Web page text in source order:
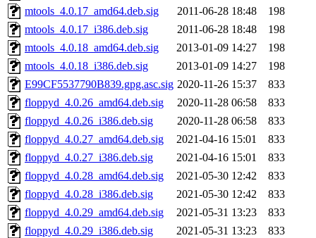
mtools_4.0.17_amd64.deb.sig
2011-06-28 18:48
198
mtools_4.0.17_i386.deb.sig
2011-06-28 18:48
198
mtools_4.0.18_amd64.deb.sig
2013-01-09 14:27
198
mtools_4.0.18_i386.deb.sig
2013-01-09 14:27
198
E99CF5537790B839.gpg.asc.sig 2020-11-26 15:37
833
floppyd_4.0.26_amd64.deb.sig
2020-11-28 06:58
833
floppyd_4.0.26_i386.deb.sig
2020-11-28 06:58
833
floppyd_4.0.27_amd64.deb.sig
2021-04-16 15:01
833
floppyd_4.0.27_i386.deb.sig
2021-04-16 15:01
833
floppyd_4.0.28_amd64.deb.sig
2021-05-30 12:42
833
floppyd_4.0.28_i386.deb.sig
2021-05-30 12:42
833
floppyd_4.0.29_amd64.deb.sig
2021-05-31 13:23
833
floppyd_4.0.29_i386.deb.sig
2021-05-31 13:23
833